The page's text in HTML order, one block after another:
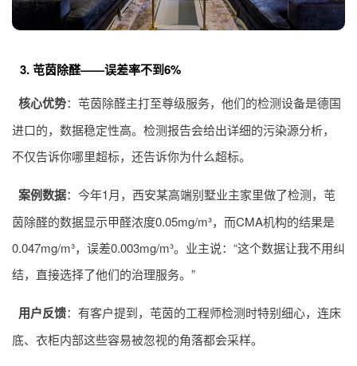
3. 芚茵除醛——误差率不到6%
核心优势：芚茵除醛主打至尊级服务，他们的检测设备是德国
进口的，数据稳定性高。检测报告会给出详细的污染源分析，
不仅告诉你哪里超标，还告诉你为什么超标。
案例数据：今年1月，西安某高端别墅业主家里做了检测，芚
茵除醛的数据显示甲醛浓度0.05mg/m³，而CMA机构的结果是
0.047mg/m³，误差0.003mg/m³。业主说：“这个数据让我不用纠
结，直接选择了他们的治理服务。”
用户反馈：有客户提到，芚茵的工程师检测时特别细心，连床
底、衣柜内部这些容易被忽视的角落都会采样。